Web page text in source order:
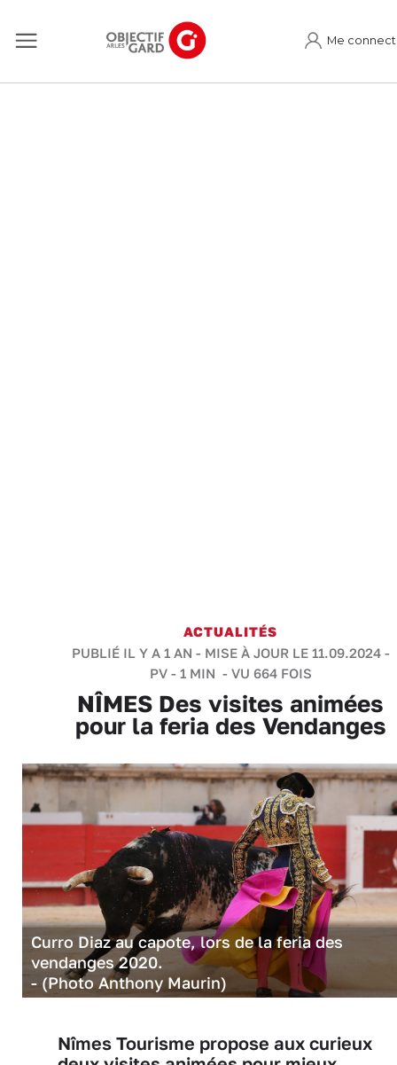
Me
ACTUALITÉS
PUBLIÉ IL Y A 1 AN - MISE À JOUR LE 11.09.2024 -
PV- 1 MIN - VU 664 FOIS
NÎMES Des visites animées
pour la feria des Vendanges
Curro Diaz au capote, lors de la feria des
vendanges 2020.
- (Photo Anthony Maurin)
Nîmes Tourisme propose aux curieux